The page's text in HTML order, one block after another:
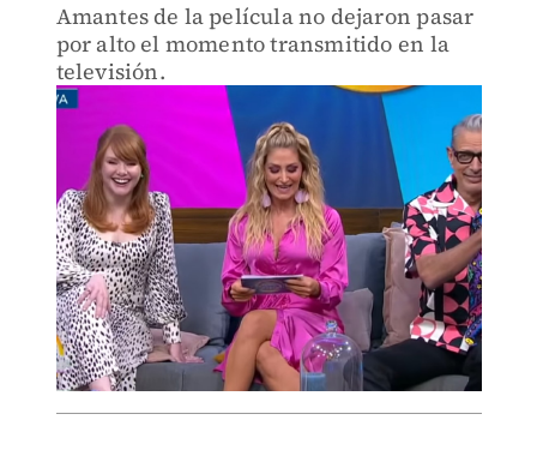
Amantes de la película no dejaron pasar
por alto el momento transmitido en la
televisión.